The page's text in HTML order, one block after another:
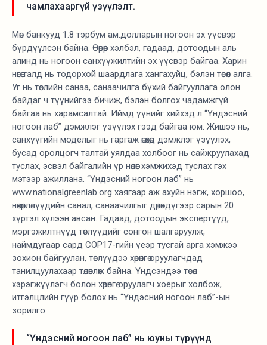
чамлахааргүй үзүүлэлт.
Мөн банкууд 1.8 тэрбум ам.долларын ногоон эх үүсвэр
бүрдүүлсэн байна. Өөрөөр хэлбэл, гадаад, дотоодын аль
алинд нь ногоон санхүүжилтийн эх үүсвэр байгаа. Харин
нөгөө талд нь тодорхой шаардлага хангахуйц, бэлэн төсөл алга.
Уг нь төслийн санаа, санаачилга бүхий байгууллага олон
байдаг ч түүнийгээ бичиж, бэлэн болгох чадамжгүй
байгаа нь харамсалтай. Иймд үүнийг хийхэд л “Үндэсний
ногоон лаб” дэмжлэг үзүүлэх гээд байгаа юм. Жишээ нь,
санхүүгийн моделыг нь гаргаж өгөхөд дэмжлэг үзүүлэх,
бусад оролцогч талтай уялдаа холбоог нь сайжруулахад
туслах, эсвэл байгалийн үр нөлөөг хэмжихэд туслах гэх
мэтээр ажиллана. “Үндэсний ногоон лаб” нь
www.nationalgreenlab.org хаягаар аж ахуйн нэгж, хоршоо,
нөхөрлөлүүдийн санал, санаачилгыг дөрөвдүгээр сарын 20
хүртэл хүлээн авсан. Гадаад, дотоодын экспертүүд,
мэргэжилтнүүд төслүүдийг сонгон шалгаруулж,
наймдугаар сард COP17-гийн үеэр тусгай арга хэмжээ
зохион байгуулан, төслүүдээ хөрөнгө оруулагчдад
танилцуулахаар төлөвлөж байна. Үндсэндээ төсөл
хэрэгжүүлэгч болон хөрөнгө оруулагч хоёрыг холбож,
итгэлцлийн гүүр болох нь “Үндэсний ногоон лаб”-ын
зорилго.
“Үндэсний ногоон лаб” нь юуны түрүүнд